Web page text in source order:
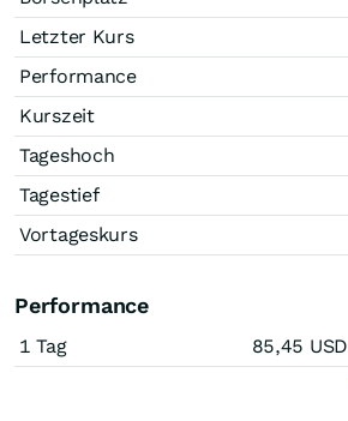
Letzter Kurs
Performance
Kurszeit
Tageshoch
Tagestief
Vortageskurs
Performance
1 Tag 85,45 USD